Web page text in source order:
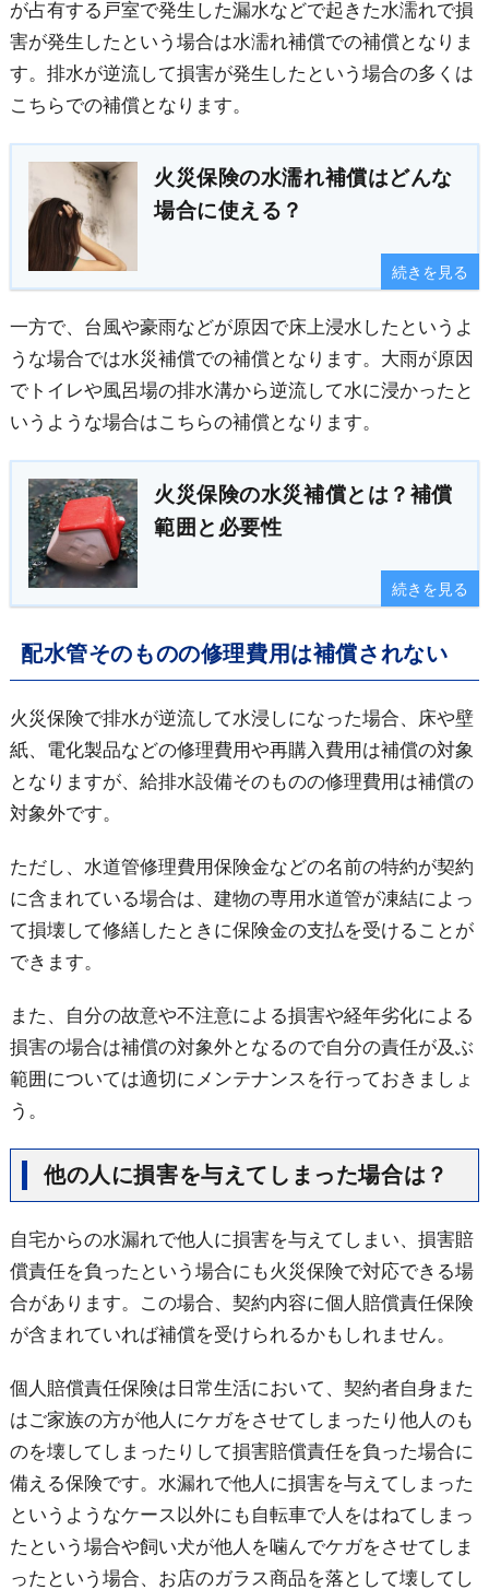
が占有する戸室で発生した漏水などで起きた水濡れで損
害が発生したという場合は水濡れ補償での補償となりま
す。排水が逆流して損害が発生したという場合の多くは
こちらでの補償となります。
火災保険の水濡れ補償はどんな
場合に使える？
続きを見る
一方で、台風や豪雨などが原因で床上浸水したというよ
うな場合では水災補償での補償となります。大雨が原因
でトイレや風呂場の排水溝から逆流して水に浸かったと
いうような場合はこちらの補償となります。
火災保険の水災補償とは？補償
範囲と必要性
続きを見る
配水管そのものの修理費用は補償されない
火災保険で排水が逆流して水浸しになった場合、床や壁
紙、電化製品などの修理費用や再購入費用は補償の対象
となりますが、給排水設備そのものの修理費用は補償の
対象外です。
ただし、水道管修理費用保険金などの名前の特約が契約
に含まれている場合は、建物の専用水道管が凍結によっ
て損壊して修繕したときに保険金の支払を受けることが
できます。
また、自分の故意や不注意による損害や経年劣化による
損害の場合は補償の対象外となるので自分の責任が及ぶ
範囲については適切にメンテナンスを行っておきましょ
う。
他の人に損害を与えてしまった場合は？
自宅からの水漏れで他人に損害を与えてしまい、損害賠
償責任を負ったという場合にも火災保険で対応できる場
合があります。この場合、契約内容に個人賠償責任保険
が含まれていれば補償を受けられるかもしれません。
個人賠償責任保険は日常生活において、契約者自身また
はご家族の方が他人にケガをさせてしまったり他人のも
のを壊してしまったりして損害賠償責任を負った場合に
備える保険です。水漏れで他人に損害を与えてしまった
というようなケース以外にも自転車で人をはねてしまっ
たという場合や飼い犬が他人を噛んでケガをさせてしま
ったという場合、お店のガラス商品を落として壊してし